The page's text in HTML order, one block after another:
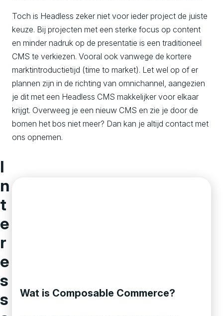
Toch is Headless zeker niet voor ieder project de juiste
keuze. Bij projecten met een sterke focus op content
en minder nadruk op de presentatie is een traditioneel
CMS te verkiezen. Vooral ook vanwege de kortere
marktintroductietijd (time to market). Let wel op of er
plannen zijn in de richting van omnichannel, aangezien
je dit met een Headless CMS makkelijker voor elkaar
krijgt. Overweeg je een nieuw CMS en zie je door de
bomen het bos niet meer? Dan kan je altijd contact met
ons opnemen.
I
n
t
e
r
e
s
s
Wat is Composable Commerce?